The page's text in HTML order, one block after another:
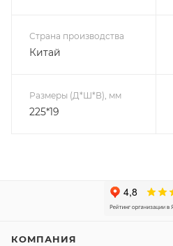
Страна производства
Китай
Размеры (Д*Ш*В), мм
225*19
КОМПАНИЯ